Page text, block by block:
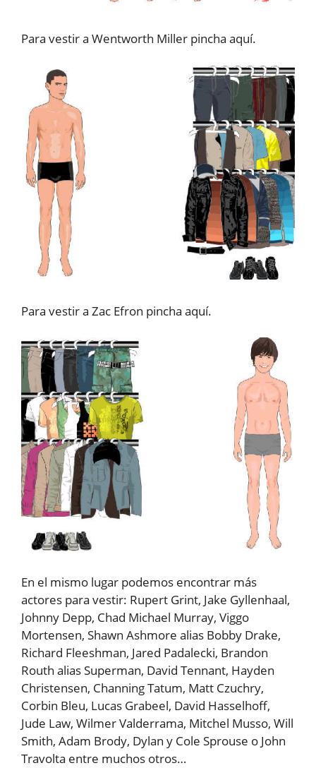
Para vestir a Wentworth Miller pincha aquí.
Para vestir a Zac Efron pincha aquí.
En el mismo lugar podemos encontrar más
actores para vestir: Rupert Grint, Jake Gyllenhaal,
Johnny Depp, Chad Michael Murray, Viggo
Mortensen, Shawn Ashmore alias Bobby Drake,
Richard Fleeshman, Jared Padalecki, Brandon
Routh alias Superman, David Tennant, Hayden
Christensen, Channing Tatum, Matt Czuchry,
Corbin Bleu, Lucas Grabeel, David Hasselhoff,
Jude Law, Wilmer Valderrama, Mitchel Musso, Will
Smith, Adam Brody, Dylan y Cole Sprouse o John
Travolta entre muchos otros…